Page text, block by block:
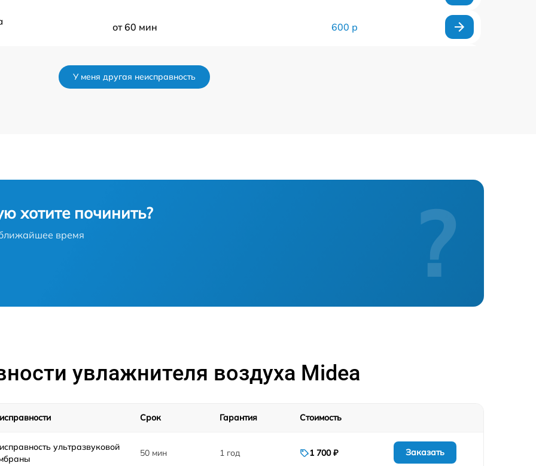
от 60 мин 600 р
700 р
У меня другая неисправность
хотите починить?
время ?
увлажнителя воздуха Midea
Срок Гарантия Стоимость
ультразвуковой
50 мин 1 год 1 700 ₽ Заказать